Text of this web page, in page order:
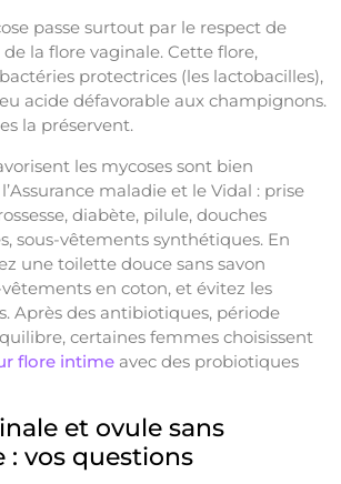
passe surtout par le respect de
la flore vaginale. Cette flore,
protectrices (les lactobacilles),
acide défavorable aux champignons.
la préservent.
les mycoses sont bien
maladie et le Vidal : prise
diabète, pilule, douches
sous-vêtements synthétiques. En
une toilette douce sans savon
vêtements en coton, et évitez les
Après des antibiotiques, période
certaines femmes choisissent
flore intime avec des probiotiques
et ovule sans
: vos questions